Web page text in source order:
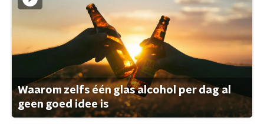
Waarom zelfs één glas alcohol per dag al
geen goed idee is